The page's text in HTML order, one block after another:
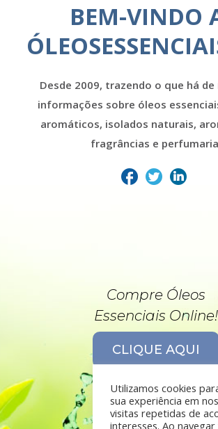
BEM-VINDO
Desde 2009, trazendo o que há
informações sobre óleos
aromáticos, isolados naturais,
fragrâncias e
Compre Óleos
Essenciais Online!
CLIQUE AQUI
Utilizamos cookies
sua experiência em
visitas repetidas de
interesses. Ao navegar